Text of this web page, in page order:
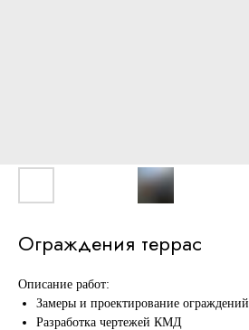
Ограждения террас
Описание работ:
Замеры и проектирование ограждений
Разработка чертежей КМД